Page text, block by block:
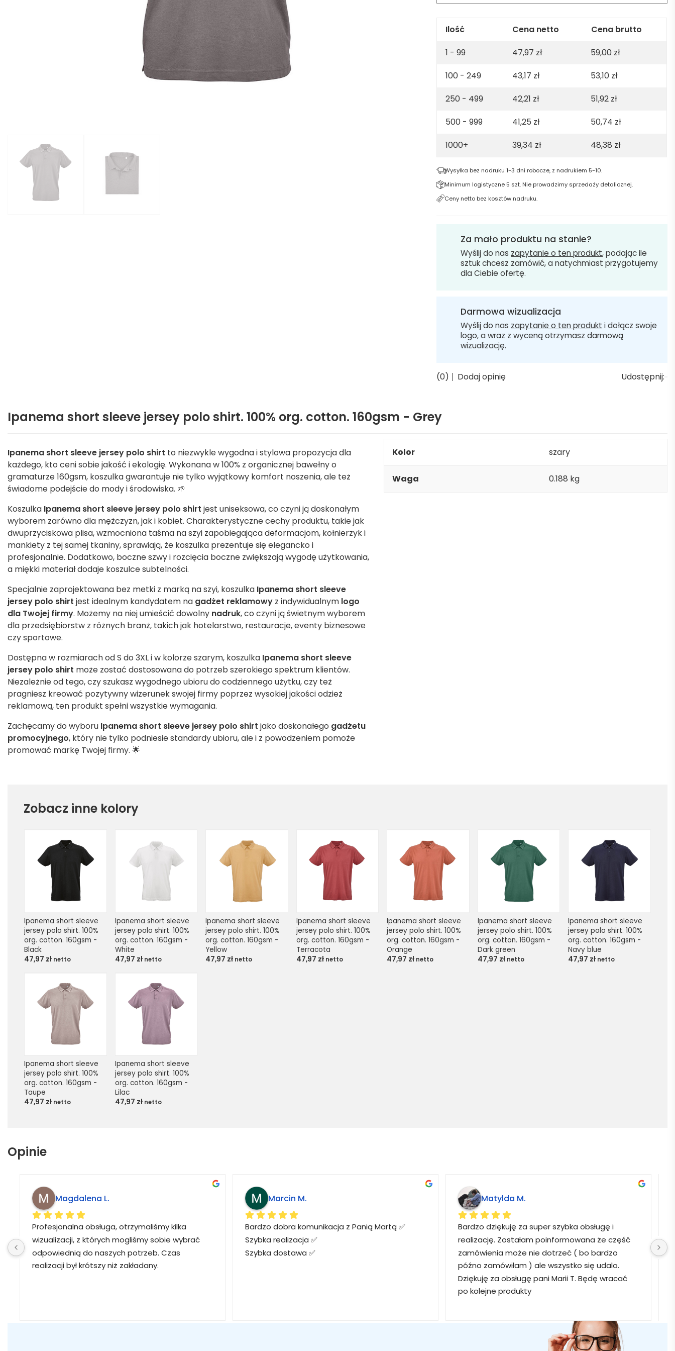
shirt.
org.
160gsm
Grey
Ilość Cena netto
Cena brutto
1 - 99
47,97 zł 59,00 zł
100 - 249
43,17 zł 53,10 zł
250 - 499
42,21 zł 51,92 zł
500 - 999
41,25 zł 50,74 zł
1000+
39,34 zł 48,38 zł
Wysyłka bez nadruku 1-3 dni robocze, z nadrukiem 5-10.
Minimum logistyczne 5 szt. Nie prowadzimy sprzedaży detalicznej.
Ceny netto bez kosztów nadruku.
Za mało produktu na stanie?
Wyślij do nas zapytanie o ten produkt, podając ile
sztuk chcesz zamówić, a natychmiast przygotujemy
dla Ciebie ofertę.
Darmowa wizualizacja
Wyślij do nas zapytanie o ten produkt i dołącz swoje
logo, a wraz z wyceną otrzymasz darmową
wizualizację.
(0) Dodaj opinię Udostępnij:
Ipanema short sleeve jersey polo shirt. 100% org. cotton. 160gsm - Grey
Ipanema short sleeve jersey polo shirt to niezwykle wygodna i stylowa propozycja dla
każdego, kto ceni sobie jakość i ekologię. Wykonana w 100% z organicznej bawełny o
gramaturze 160gsm, koszulka gwarantuje nie tylko wyjątkowy komfort noszenia, ale też
świadome podejście do mody i środowiska. 🌱
Koszulka Ipanema short sleeve jersey polo shirt jest uniseksowa, co czyni ją doskonałym
wyborem zarówno dla mężczyzn, jak i kobiet. Charakterystyczne cechy produktu, takie jak
dwuprzyciskowa plisa, wzmocniona taśma na szyi zapobiegająca deformacjom, kołnierzyk i
mankiety z tej samej tkaniny, sprawiają, że koszulka prezentuje się elegancko i
profesjonalnie. Dodatkowo, boczne szwy i rozcięcia boczne zwiększają wygodę użytkowania,
a miękki materiał dodaje koszulce subtelności.
Specjalnie zaprojektowana bez metki z marką na szyi, koszulka Ipanema short sleeve
jersey polo shirt jest idealnym kandydatem na gadżet reklamowy z indywidualnym logo
dla Twojej firmy. Możemy na niej umieścić dowolny nadruk, co czyni ją świetnym wyborem
dla przedsiębiorstw z różnych branż, takich jak hotelarstwo, restauracje, eventy biznesowe
czy sportowe.
Dostępna w rozmiarach od S do 3XL i w kolorze szarym, koszulka Ipanema short sleeve
jersey polo shirt może zostać dostosowana do potrzeb szerokiego spektrum klientów.
Niezależnie od tego, czy szukasz wygodnego ubioru do codziennego użytku, czy też
pragniesz kreować pozytywny wizerunek swojej firmy poprzez wysokiej jakości odzież
reklamową, ten produkt spełni wszystkie wymagania.
Zachęcamy do wyboru Ipanema short sleeve jersey polo shirt jako doskonałego gadżetu
promocyjnego, który nie tylko podniesie standardy ubioru, ale i z powodzeniem pomoże
promować markę Twojej firmy. 🌟
Kolor szary
Waga 0.188 kg
Zobacz inne kolory
Ipanema short sleeve
jersey polo shirt. 100%
org. cotton. 160gsm -
Black
47,97 zł netto
Ipanema short sleeve
jersey polo shirt. 100%
org. cotton. 160gsm -
White
47,97 zł netto
Ipanema short sleeve
jersey polo shirt. 100%
org. cotton. 160gsm -
Yellow
47,97 zł netto
Ipanema short sleeve
jersey polo shirt. 100%
org. cotton. 160gsm -
Terracota
47,97 zł netto
Ipanema short sleeve
jersey polo shirt. 100%
org. cotton. 160gsm -
Orange
47,97 zł netto
Ipanema short sleeve
jersey polo shirt. 100%
org. cotton. 160gsm -
Dark green
47,97 zł netto
Ipanema short sleeve
jersey polo shirt. 100%
org. cotton. 160gsm -
Navy blue
47,97 zł netto
Ipanema short sleeve
jersey polo shirt. 100%
org. cotton. 160gsm -
Taupe
47,97 zł netto
Ipanema short sleeve
jersey polo shirt. 100%
org. cotton. 160gsm -
Lilac
47,97 zł netto
Opinie
Magdalena L.
Profesjonalna obsługa, otrzymaliśmy kilka
wizualizacji, z których mogliśmy sobie wybrać
odpowiednią do naszych potrzeb. Czas
realizacji był krótszy niż zakładany.
Marcin M.
Bardzo dobra komunikacja z Panią Martą ✅
Szybka realizacja ✅
Szybka dostawa ✅
Matylda M.
Bardzo dziękuję za super szybka obsługę i
realizację. Zostałam poinformowana że część
zamówienia może nie dotrzeć ( bo bardzo
późno zamówiłam ) ale wszystko się udalo.
Dziękuję za obsługę pani Marii T. Będę wracać
po kolejne produkty